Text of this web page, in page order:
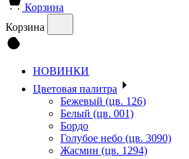
Корзина
Корзина
НОВИНКИ
Цветовая палитра
Бежевый (цв. 126)
Белый (цв. 001)
Бордо
Голубое небо (цв. 3090)
Жасмин (цв. 1294)